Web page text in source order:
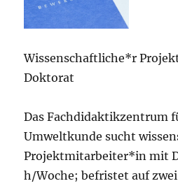
Wissenschaftliche*r
Doktorat
Das Fachdidaktikzentrum
Umweltkunde sucht
Projektmitarbeiter*in mit
h/Woche; befristet auf zwei